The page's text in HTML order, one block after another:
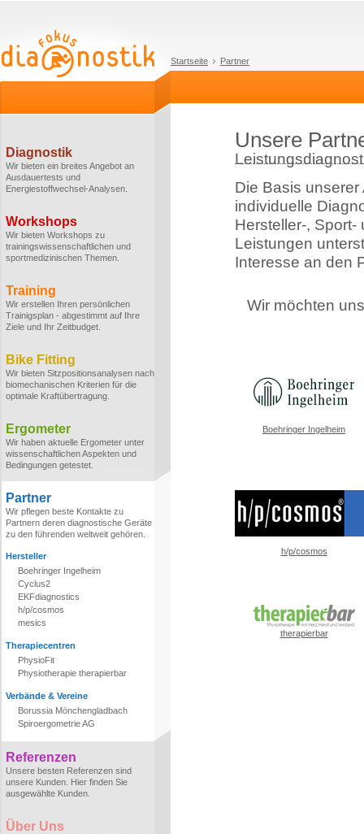
Startseite Partner
Diagnostik
Wir bieten ein breites Angebot an
Ausdauertests und
Energiestoffwechsel-Analysen.
Workshops
Wir bieten Workshops zu
trainingswissenschaftlichen und
sportmedizinischen Themen.
Training
Wir erstellen Ihren persönlichen
Trainigsplan - abgestimmt auf Ihre
Ziele und Ihr Zeitbudget.
Bike Fitting
Wir bieten Sitzpositionsanalysen nach
biomechanischen Kriterien für die
optimale Kraftübertragung.
Ergometer
Wir haben aktuelle Ergometer unter
wissenschaftlichen Aspekten und
Bedingungen getestet.
Partner
Wir pflegen beste Kontakte zu
Partnern deren diagnostische Geräte
zu den führenden weltweit gehören.
Hersteller
Boehringer Ingelheim
Cyclus2
EKFdiagnostics
h/p/cosmos
mesics
Therapiecentren
PhysioFit
Physiotherapie therapierbar
Verbände & Vereine
Borussia Mönchengladbach
Spiroergometrie AG
Referenzen
Unsere besten Referenzen sind
unsere Kunden. Hier finden Sie
ausgewählte Kunden.
Über Uns
Unsere
Die Basis
individuelle
Hersteller-,
Leistungen
Interesse an den
Wir möchten
Boehringer Ingelheim
h/p/cosmos
therapierbar